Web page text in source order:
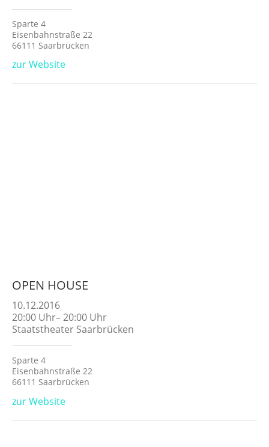
Sparte 4
Eisenbahnstraße 22
66111 Saarbrücken
zur Website
OPEN HOUSE
10.12.2016
20:00 Uhr–20:00 Uhr
Staatstheater Saarbrücken
Sparte 4
Eisenbahnstraße 22
66111 Saarbrücken
zur Website